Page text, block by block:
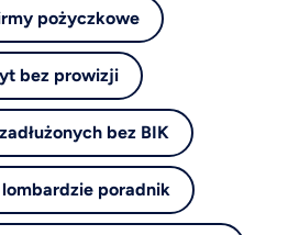
pożyczkowe
bez prowizji
bez BIK
poradnik